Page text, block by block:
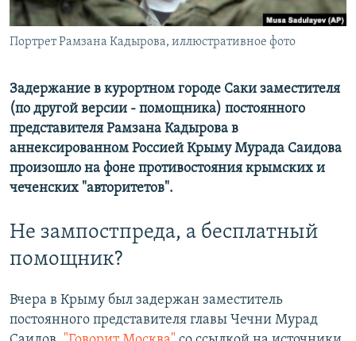
Портрет Рамзана Кадырова, иллюстративное фото
Задержание в курортном городе Саки заместителя
(по другой версии - помощника) постоянного
представителя Рамзана Кадырова в
аннексированном Россией Крыму Мурада Саидова
произошло на фоне противостояния крымских и
чеченских "авторитетов".
Не зампостпреда, а бесплатный
помощник?
Вчера в Крыму был задержан заместитель
постоянного представителя главы Чечни Мурад